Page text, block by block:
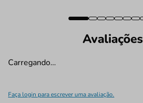
Avaliações
Carregando…
Faça login para escrever uma avaliação.